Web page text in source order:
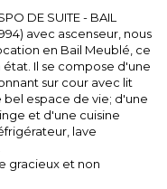
DE SUITE - BAIL
avec ascenseur, nous
en Bail Meublé, ce
Il se compose d'une
sur cour avec lit
bel espace de vie; d'une
et d'une cuisine
lave
gracieux et non